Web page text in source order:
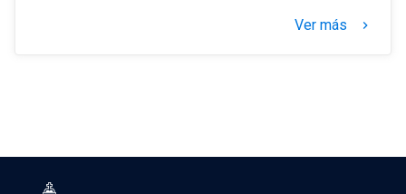
Ver más keyboard_arrow_right